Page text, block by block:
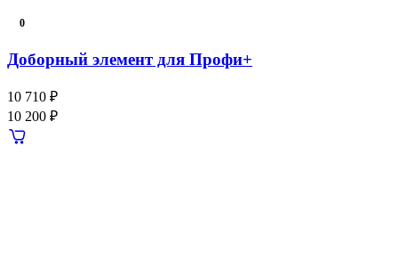
0
Доборный элемент для Профи+
10 710 ₽
10 200 ₽